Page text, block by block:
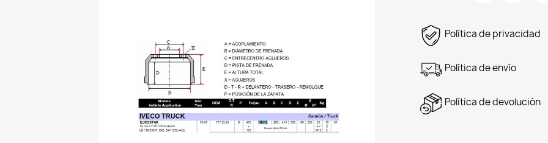
Política de privacidad
Política de envío
Política de devolución